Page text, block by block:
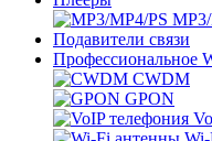
Подавители связи
Профессиональное
CWDM
GPON